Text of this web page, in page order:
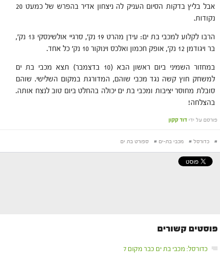
אבל בליץ בדקות הסיום העניק לה ניצחון אדיר בהפרש של כמעט 20
נקודות.
הרבו לקלוע למכבי בת ים: עידן מהרט 19 נק', סרגיי אולשינסקי 13 נק',
בר ויגודמן 12 נק', אופק חכמון ואלכס וינוקור 10 נק' כל אחד.
במחזור השמיני ביום ראשון הבא (10 בדצמבר) תצא מכבי בת ים
למשחק חוץ קשה נגד מכבי שוהם, המדורגת במקום השלישי. שוהם
סובלת מחוסר יציבות ומכבי בת ים יכולה בהחלט ביום טוב לנצח אותה.
בהצלחה!
פורסם על ידי דוד קקון
# כדורסל # מכבי בת-ים # ספורט בת ים
פוסטים קשורים
כדורסל: מכבי בת ים כבר מקום 7